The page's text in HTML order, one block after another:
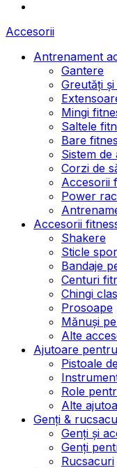
Accesorii
Antrenament
Gantere
Greutăți
Mingi
Saltele
Bare
Sistem
Corzi de
Accesorii
Power
Accesorii
Shakere
Sticle
Bandaje
Centuri
Chingi
Prosoape
Mănuși
Alte
Ajutoare
Pistoale
Role
Alte
Genți &
Genți și
Genți
Rucsacuri